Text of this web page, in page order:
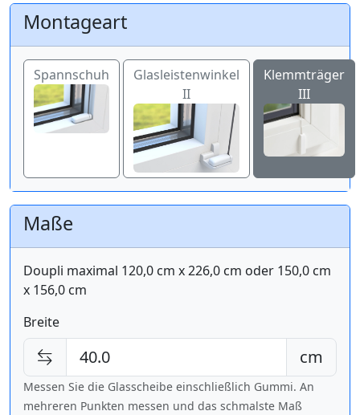
Montageart
Spannschuh
Glasleistenwinkel
II
Klemmträger
III
Maße
Doupli maximal 120,0 cm x 226,0 cm oder 150,0 cm
x 156,0 cm
Breite
cm
Messen Sie die Glasscheibe einschließlich Gummi. An
mehreren Punkten messen und das schmalste Maß